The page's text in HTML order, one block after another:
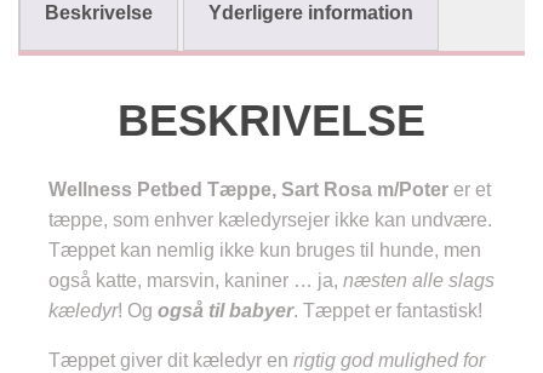
Beskrivelse Yderligere information
BESKRIVELSE
Wellness Petbed Tæppe, Sart Rosa m/Poter
er et tæppe, som enhver kæledyrsejer ikke kan
undvære. Tæppet kan nemlig ikke kun bruges til
hunde, men også katte, marsvin, kaniner … ja,
næsten alle slags kæledyr! Ogogså til babyer.